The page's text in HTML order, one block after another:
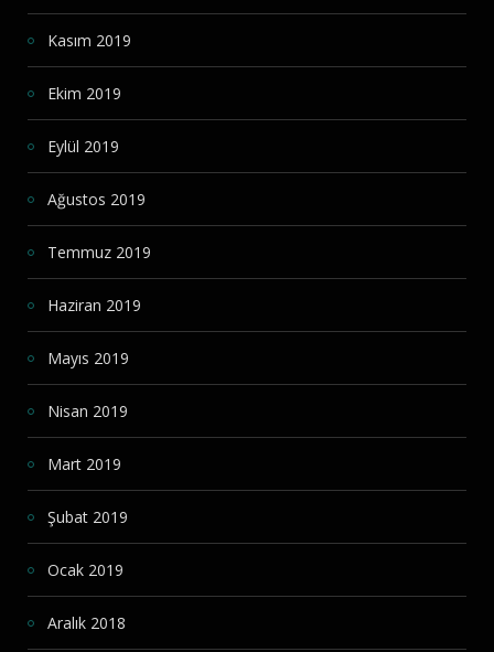
Kasım 2019
Ekim 2019
Eylül 2019
Ağustos 2019
Temmuz 2019
Haziran 2019
Mayıs 2019
Nisan 2019
Mart 2019
Şubat 2019
Ocak 2019
Aralık 2018